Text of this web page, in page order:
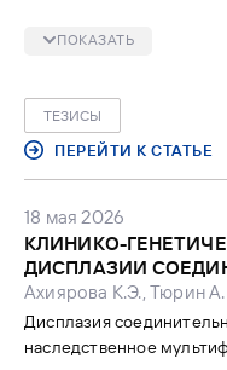
случай иллюстрирует
пациентки с высокой
ПОКАЗАТЬ
ТЕЗИСЫ
ПЕРЕЙТИ К СТАТЬЕ
18 мая 2026
КЛИНИКО-
ДИСПЛАЗИИ
Ахиярова К.Э., Тюрин
Дисплазия
наследственное